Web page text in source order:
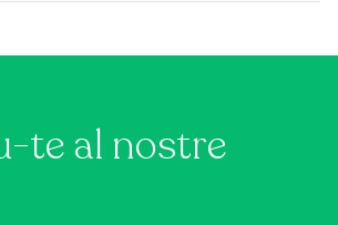
te al nostre